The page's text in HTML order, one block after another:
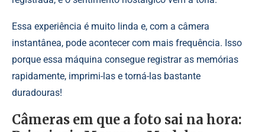
Essa experiência é muito linda e, com a câmera
instantânea, pode acontecer com mais frequência. Isso
porque essa máquina consegue registrar as memórias
rapidamente, imprimi-las e torná-las bastante
duradouras!
Câmeras em que a foto sai na hora: